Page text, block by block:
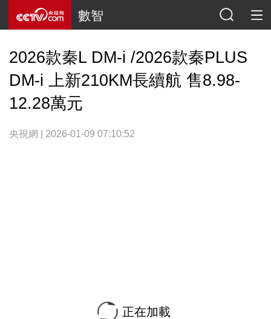
數智
2026款秦L DM-i /2026款秦PLUS
DM-i 上新210KM長續航 售8.98-
12.28萬元
央視網 | 2026-01-09 07:10:52
正在加載